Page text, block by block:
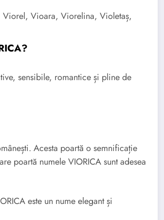
Viorel, Vioara, Viorelina, Violetaș,
sensibile, romantice și pline de
Acesta poartă o semnificație
poartă numele VIORICA sunt adesea
este un nume elegant și